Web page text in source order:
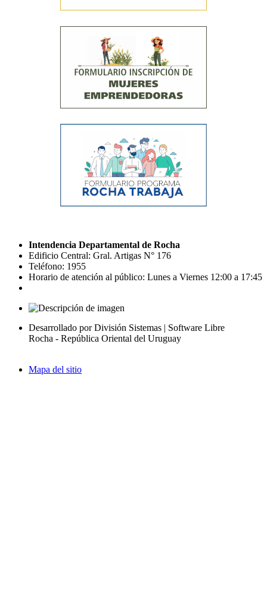
Intendencia Departamental de Rocha
Edificio Central: Gral. Artigas N° 176
Teléfono: 1955
Horario de atención al público: Lunes a Viernes 12:00 a 17:45
Desarrollado por División Sistemas | Software Libre
Rocha - República Oriental del Uruguay
Mapa del sitio